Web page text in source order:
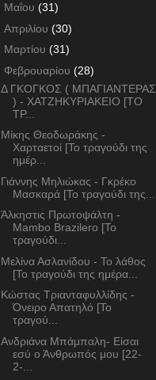
Μαΐου (31)
Απριλίου (30)
Μαρτίου (31)
Φεβρουαρίου (28)
Δ ΓΚΟΓΚΟΣ ( ΜΠΑΓΙΑΝΤΕΡΑΣ
) - ΧΑΤΖΗΚΥΡΙΑΚΕΙΟ [ΤΟ
ΤΡ...
Μίκης Θεοδωράκης -
Χαρταετοί [Το τραγούδι της
ημέρ...
Γιάννης Μηλιώκας - Γκρέκο
Μασκαρά [Το τραγούδι της...
Άλκηστις Πρωτοψάλτη -
Mambo Brazilero [Το
τραγούδι...
Μελίνα Ασλανίδου - Το λάθος
[Το τραγούδι της ημέρα...
Κώστας Τριανταφυλλίδης -
Όνειρο Απατηλό [Το
τραγού...
Ανδριάνα Μπάμπαλη- Είσαι
εσύ ο Άνθρωπός μου [22-
2-...